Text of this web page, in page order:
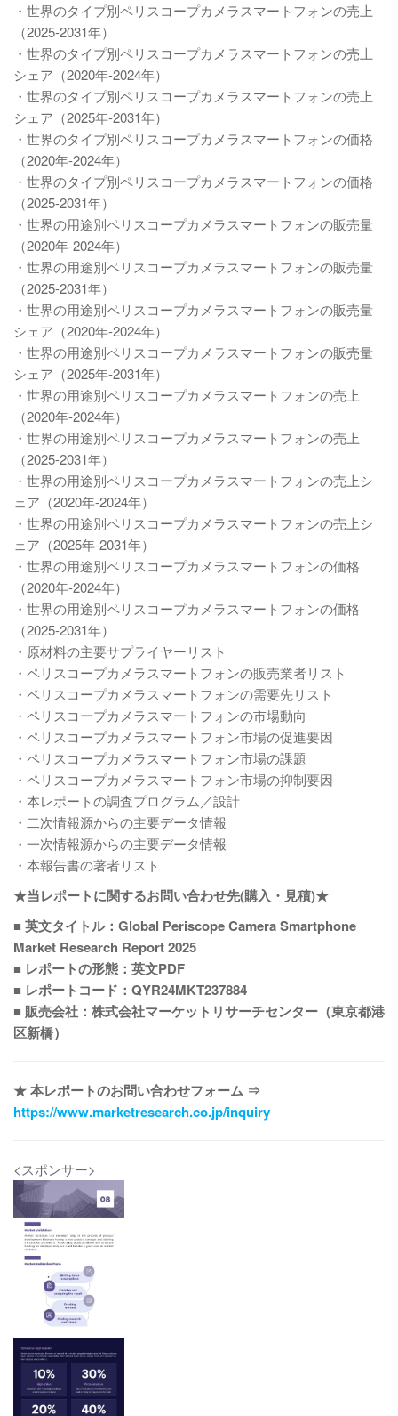
・世界のタイプ別ペリスコープカメラスマートフォンの売上
（2025-2031年）
・世界のタイプ別ペリスコープカメラスマートフォンの売上
シェア（2020年-2024年）
・世界のタイプ別ペリスコープカメラスマートフォンの売上
シェア（2025年-2031年）
・世界のタイプ別ペリスコープカメラスマートフォンの価格
（2020年-2024年）
・世界のタイプ別ペリスコープカメラスマートフォンの価格
（2025-2031年）
・世界の用途別ペリスコープカメラスマートフォンの販売量
（2020年-2024年）
・世界の用途別ペリスコープカメラスマートフォンの販売量
（2025-2031年）
・世界の用途別ペリスコープカメラスマートフォンの販売量
シェア（2020年-2024年）
・世界の用途別ペリスコープカメラスマートフォンの販売量
シェア（2025年-2031年）
・世界の用途別ペリスコープカメラスマートフォンの売上
（2020年-2024年）
・世界の用途別ペリスコープカメラスマートフォンの売上
（2025-2031年）
・世界の用途別ペリスコープカメラスマートフォンの売上シ
ェア（2020年-2024年）
・世界の用途別ペリスコープカメラスマートフォンの売上シ
ェア（2025年-2031年）
・世界の用途別ペリスコープカメラスマートフォンの価格
（2020年-2024年）
・世界の用途別ペリスコープカメラスマートフォンの価格
（2025-2031年）
・原材料の主要サプライヤーリスト
・ペリスコープカメラスマートフォンの販売業者リスト
・ペリスコープカメラスマートフォンの需要先リスト
・ペリスコープカメラスマートフォンの市場動向
・ペリスコープカメラスマートフォン市場の促進要因
・ペリスコープカメラスマートフォン市場の課題
・ペリスコープカメラスマートフォン市場の抑制要因
・本レポートの調査プログラム／設計
・二次情報源からの主要データ情報
・一次情報源からの主要データ情報
・本報告書の著者リスト
★当レポートに関するお問い合わせ先(購入・見積)★
■ 英文タイトル：Global Periscope Camera Smartphone
Market Research Report 2025
■ レポートの形態：英文PDF
■ レポートコード：QYR24MKT237884
■ 販売会社：株式会社マーケットリサーチセンター（東京都港
区新橋）
★ 本レポートのお問い合わせフォーム ⇒
https://www.marketresearch.co.jp/inquiry
<スポンサー>